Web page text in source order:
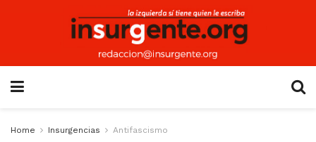
Home Insurgencias Antifascismo